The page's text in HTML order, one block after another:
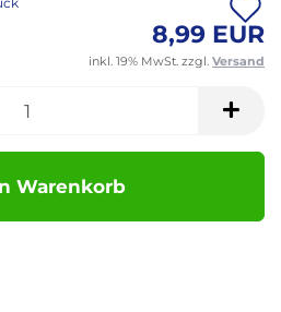
8,99 EUR
inkl. 19% MwSt. zzgl. Versand
Warenkorb